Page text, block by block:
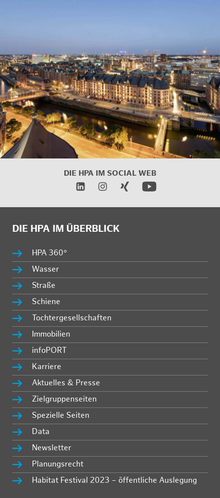
DIE HPA IM SOCIAL WEB
DIE HPA IM ÜBERBLICK
HPA 360°
Wasser
Straße
Schiene
Tochtergesellschaften
Immobilien
infoPORT
Karriere
Aktuelles & Presse
Zielgruppenseiten
Spezielle Seiten
Data
Newsletter
Planungsrecht
Habitat Festival 2023 – öffentliche Auslegung